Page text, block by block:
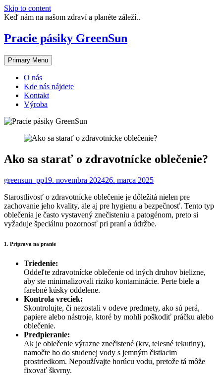
Skip to content
Keď nám na našom zdraví a planéte záleží..
Pracie pásiky GreenSun
Primary Menu
O nás
Kde nás nájdete
Kontakt
Výroba
Ako sa starať o zdravotnícke oblečenie?
greensun_pp19. novembra 202426. marca 2025
Starostlivosť o zdravotnícke oblečenie je dôležitá nielen pre
zachovanie jeho kvality, ale aj pre hygienu a bezpečnosť. Tento typ
oblečenia je často vystavený znečisteniu a patogénom, preto si
vyžaduje špeciálnu pozornosť pri praní a údržbe.
1. Príprava na pranie
Triedenie:
Oddeľte zdravotnícke oblečenie od iných druhov bielizne,
aby ste minimalizovali riziko kontaminácie. Perte biele a
farebné kúsky oddelene.
Kontrola vreciek:
Skontrolujte, či nezostali v odeve predmety, ako sú perá,
papiere alebo nástroje, ktoré by mohli poškodiť práčku alebo
oblečenie.
Predpieranie:
Ak je oblečenie výrazne znečistené (krv, telesné tekutiny),
namočte ho do studenej vody s jemným čistiacim
prostriedkom. Nepoužívajte horúcu vodu, pretože tá môže
fixovať škvrny.